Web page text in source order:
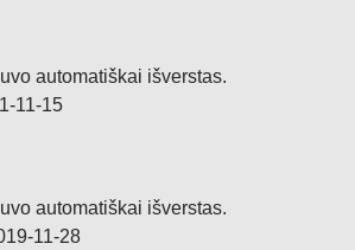
automatiškai išverstas.
automatiškai išverstas.